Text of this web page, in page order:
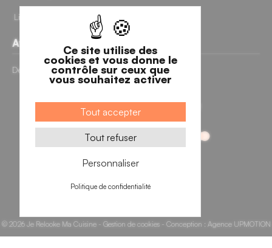
Ce site utilise des
cookies et vous donne le
contrôle sur ceux que
vous souhaitez activer
Tout accepter
Tout refuser
Personnaliser
Politique de confidentialité
Livraisons et retours
Avis clients
Découvrir nos avis clients
© 2026 Je Relooke Ma Cuisine - Gestion de cookies- Conception : Agence UPMOTION